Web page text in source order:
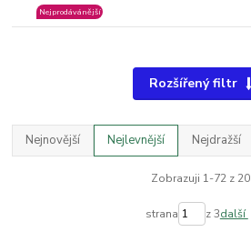
Nejprodávánější
Rozšířený filtr
Nejnovější Nejlevnější Nejdražší
Zobrazuji 1-72 z
strana z 3další